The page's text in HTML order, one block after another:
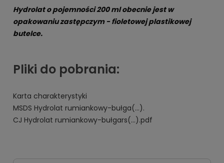
Hydrolat o pojemności 200 ml obecnie jest w
opakowaniu zastępczym - fioletowej plastikowej
butelce.
Pliki do pobrania:
Karta charakterystyki
MSDS Hydrolat rumiankowy-bułga(...).
CJ Hydrolat rumiankowy-bułgars(...).pdf